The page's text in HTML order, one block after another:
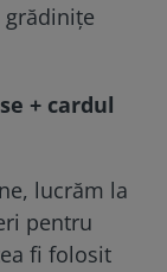
grădinițe
+ cardul
lucrăm la
pentru
fi folosit